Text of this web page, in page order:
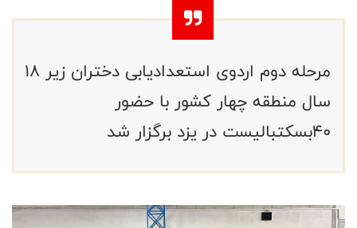
مرحله دوم اردوی استعدادیابی دختران زیر ۱۸
سال منطقه چهار کشور با حضور
۴۰بسکتبالیست در یزد برگزار شد